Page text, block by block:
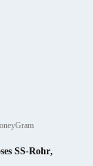
SS-Rohr,